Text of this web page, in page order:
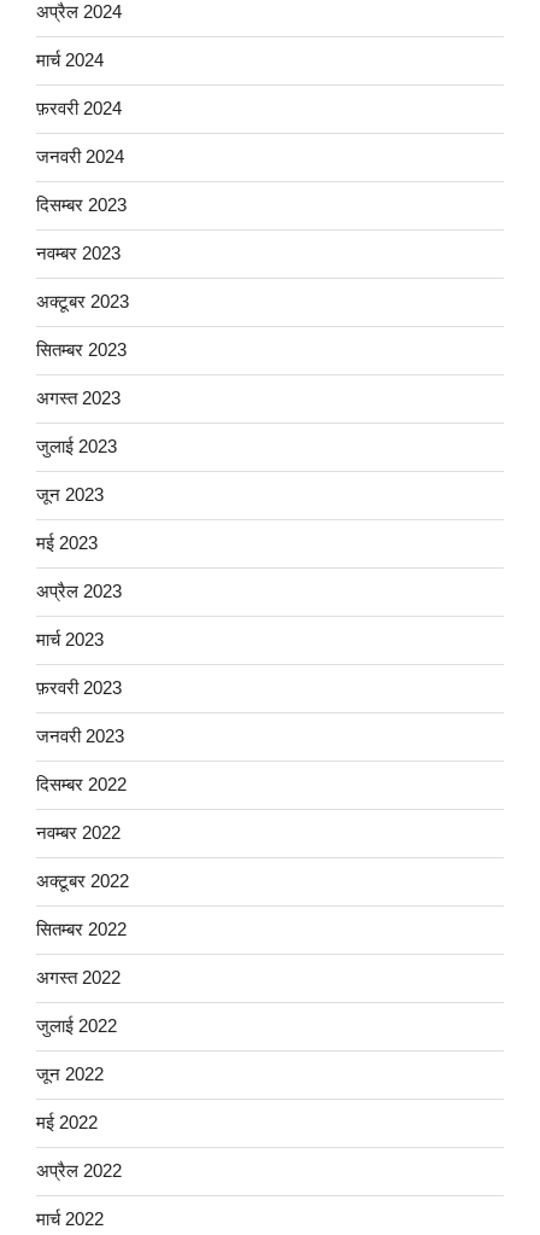
अप्रैल 2024
मार्च 2024
फ़रवरी 2024
जनवरी 2024
दिसम्बर 2023
नवम्बर 2023
अक्टूबर 2023
सितम्बर 2023
अगस्त 2023
जुलाई 2023
जून 2023
मई 2023
अप्रैल 2023
मार्च 2023
फ़रवरी 2023
जनवरी 2023
दिसम्बर 2022
नवम्बर 2022
अक्टूबर 2022
सितम्बर 2022
अगस्त 2022
जुलाई 2022
जून 2022
मई 2022
अप्रैल 2022
मार्च 2022